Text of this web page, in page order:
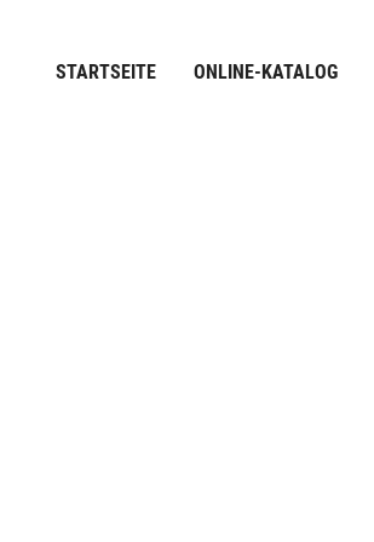
STARTSEITE ONLINE-KATALOG